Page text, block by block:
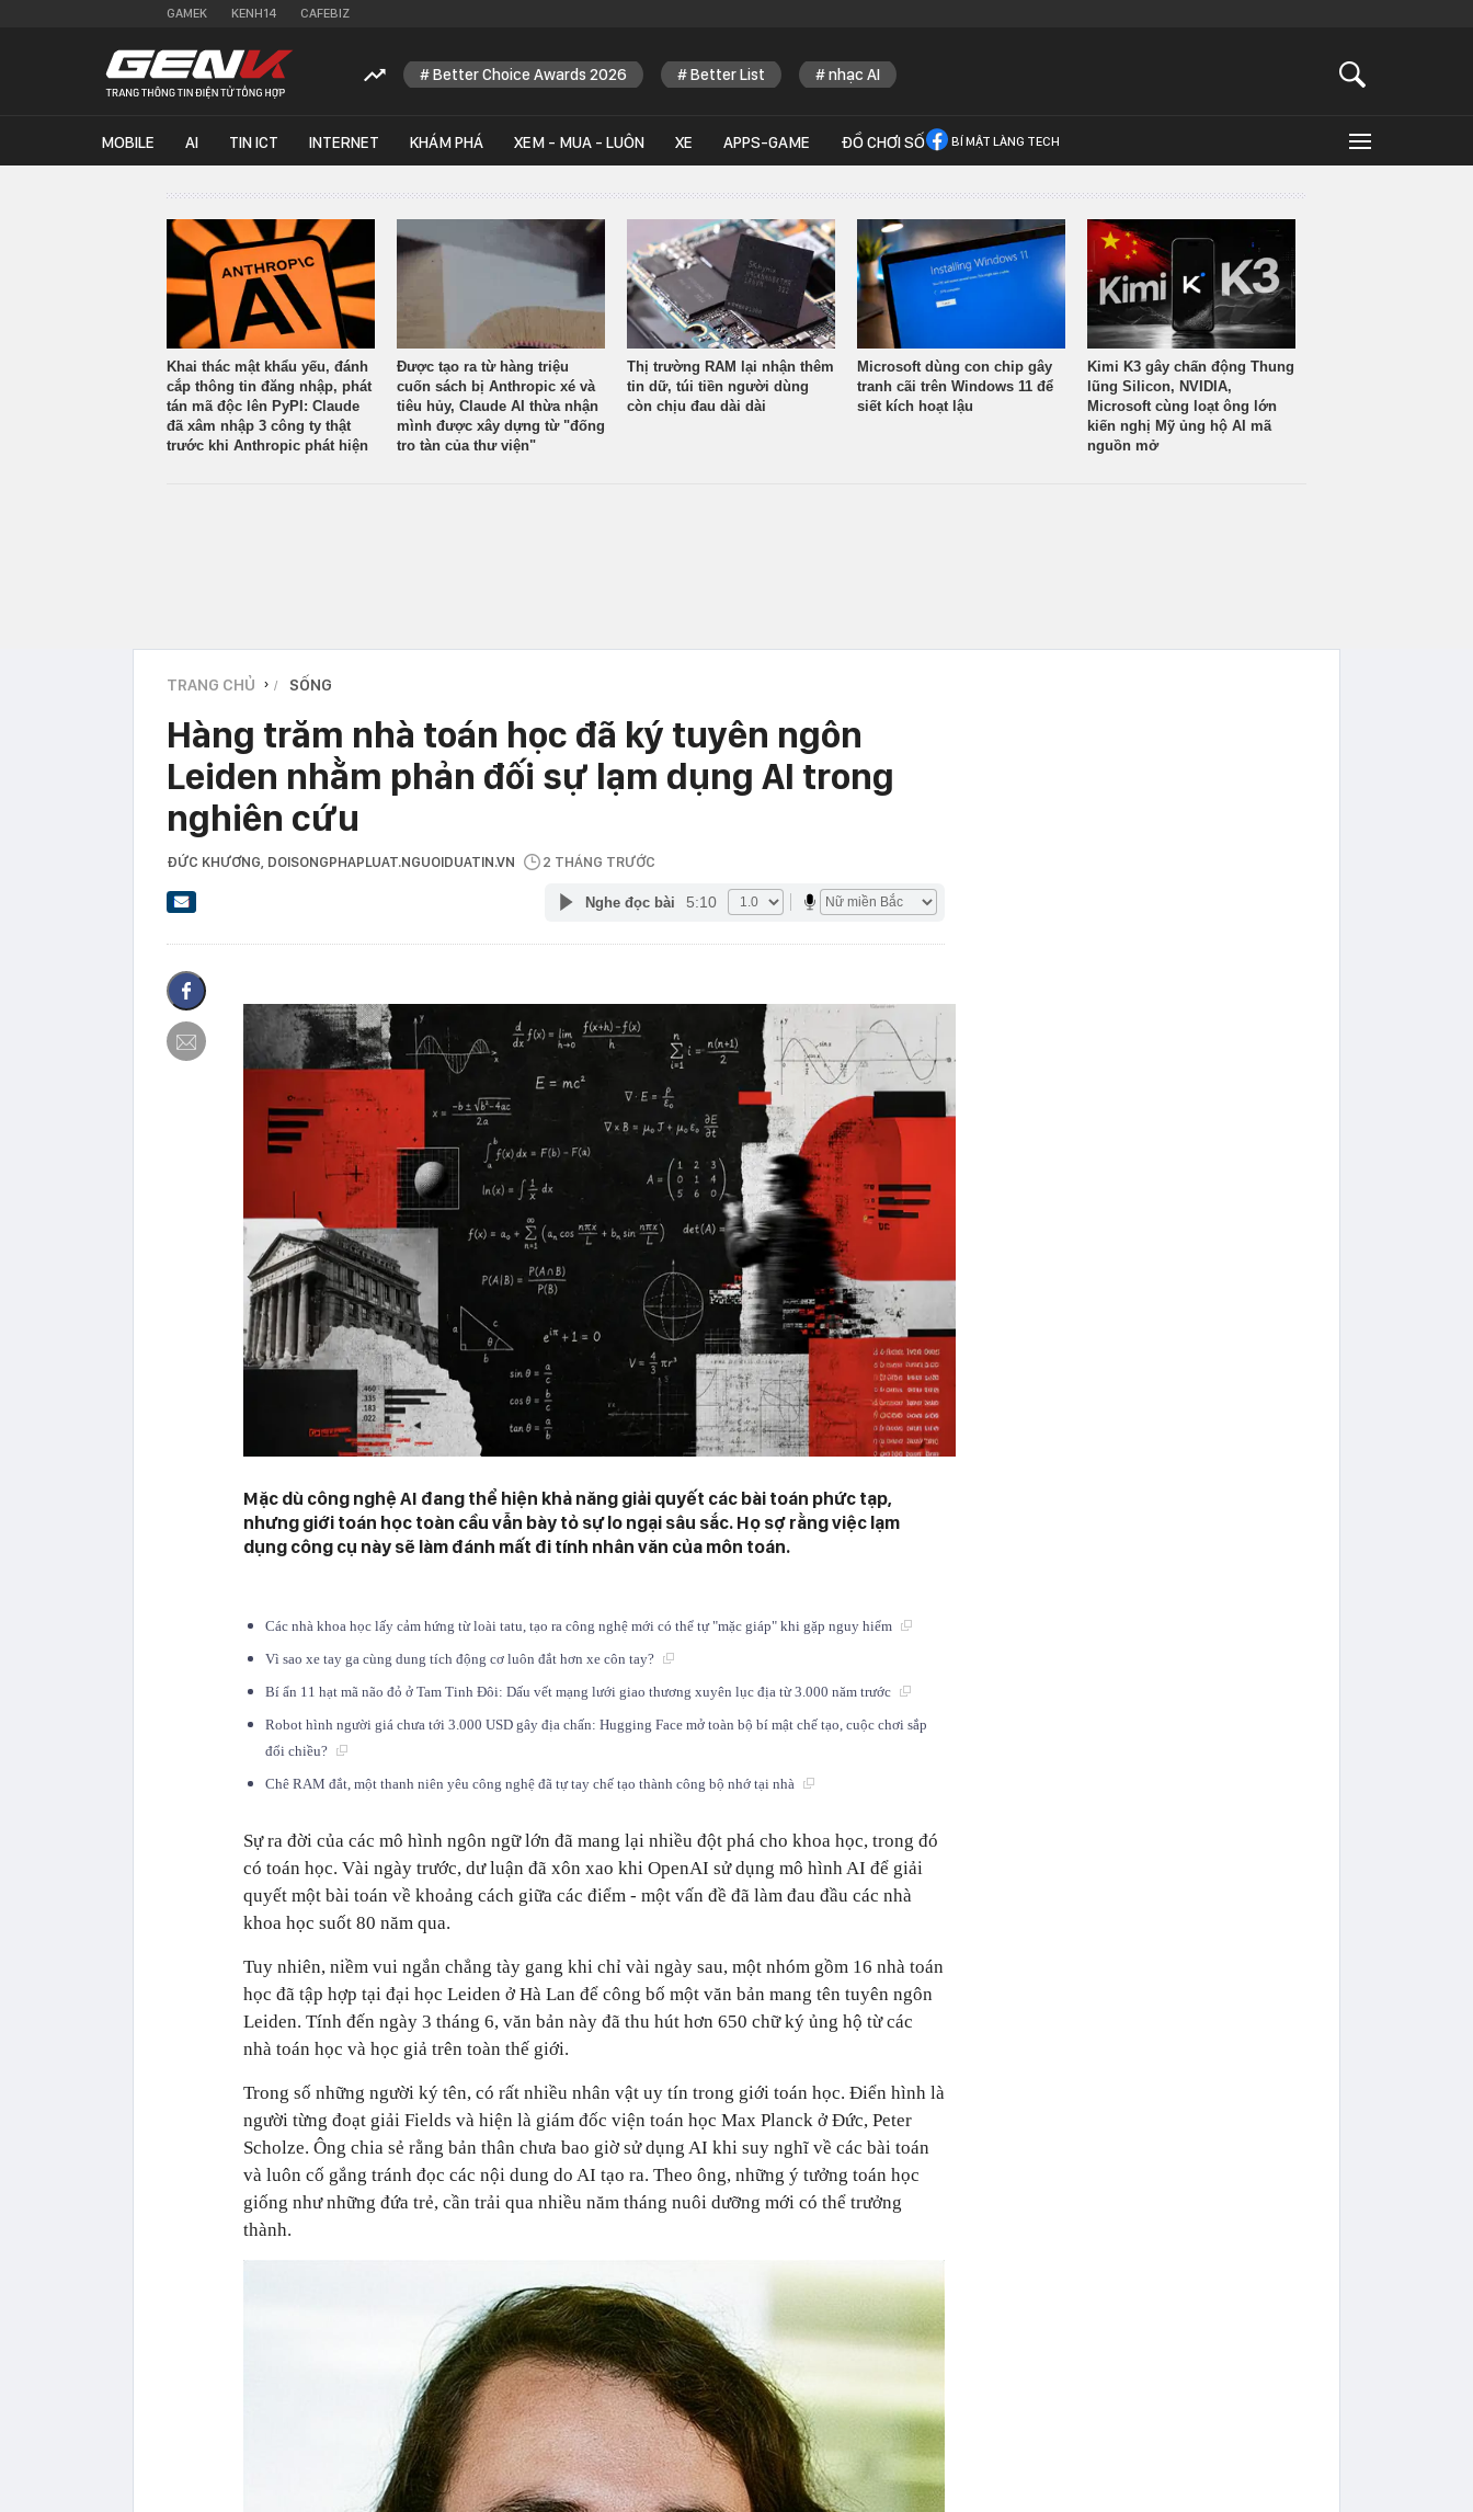
GAMEK KENH14 CAFEBIZ
Better Choice Awards 2026 Better List nhạc AI
MOBILE AI TIN ICT INTERNET KHÁM PHÁ XEM - MUA - LUÔN XE APPS-GAME ĐỒ CHƠI SỐ BÍ MẬT LÀNG TECH
Khai thác mật khẩu yếu, đánh
cắp thông tin đăng nhập, phát
tán mã độc lên PyPI: Claude
đã xâm nhập 3 công ty thật
trước khi Anthropic phát hiện
Được tạo ra từ hàng triệu
cuốn sách bị Anthropic xé và
tiêu hủy, Claude AI thừa nhận
mình được xây dựng từ "đống
tro tàn của thư viện"
Thị trường RAM lại nhận thêm
tin dữ, túi tiền người dùng
còn chịu đau dài dài
Microsoft dùng con chip gây
tranh cãi trên Windows 11 để
siết kích hoạt lậu
Kimi K3 gây chấn động Thung
lũng Silicon, NVIDIA,
Microsoft cùng loạt ông lớn
kiến nghị Mỹ ủng hộ AI mã
nguồn mở
TRANG CHỦ › SỐNG
Hàng trăm nhà toán học đã ký tuyên ngôn
Leiden nhằm phản đối sự lạm dụng AI trong
nghiên cứu
ĐỨC KHƯƠNG , DOISONGPHAPLUAT.NGUOIDUATIN.VN 2 THÁNG TRƯỚC
Nghe đọc bài 5:10
Mặc dù công nghệ AI đang thể hiện khả năng giải quyết các bài toán phức tạp,
nhưng giới toán học toàn cầu vẫn bày tỏ sự lo ngại sâu sắc. Họ sợ rằng việc lạm
dụng công cụ này sẽ làm đánh mất đi tính nhân văn của môn toán.
Các nhà khoa học lấy cảm hứng từ loài tatu, tạo ra công nghệ mới có thể tự "mặc giáp" khi gặp nguy hiểm
Vì sao xe tay ga cùng dung tích động cơ luôn đắt hơn xe côn tay?
Bí ẩn 11 hạt mã não đỏ ở Tam Tinh Đôi: Dấu vết mạng lưới giao thương xuyên lục địa từ 3.000 năm trước
Robot hình người giá chưa tới 3.000 USD gây địa chấn: Hugging Face mở toàn bộ bí mật chế tạo, cuộc chơi sắp
đổi chiều?
Chê RAM đắt, một thanh niên yêu công nghệ đã tự tay chế tạo thành công bộ nhớ tại nhà
Sự ra đời của các mô hình ngôn ngữ lớn đã mang lại nhiều đột phá cho khoa học, trong đó
có toán học. Vài ngày trước, dư luận đã xôn xao khi OpenAI sử dụng mô hình AI để giải
quyết một bài toán về khoảng cách giữa các điểm - một vấn đề đã làm đau đầu các nhà
khoa học suốt 80 năm qua.
Tuy nhiên, niềm vui ngắn chẳng tày gang khi chỉ vài ngày sau, một nhóm gồm 16 nhà toán
học đã tập hợp tại đại học Leiden ở Hà Lan để công bố một văn bản mang tên tuyên ngôn
Leiden. Tính đến ngày 3 tháng 6, văn bản này đã thu hút hơn 650 chữ ký ủng hộ từ các
nhà toán học và học giả trên toàn thế giới.
Trong số những người ký tên, có rất nhiều nhân vật uy tín trong giới toán học. Điển hình là
người từng đoạt giải Fields và hiện là giám đốc viện toán học Max Planck ở Đức, Peter
Scholze. Ông chia sẻ rằng bản thân chưa bao giờ sử dụng AI khi suy nghĩ về các bài toán
và luôn cố gắng tránh đọc các nội dung do AI tạo ra. Theo ông, những ý tưởng toán học
giống như những đứa trẻ, cần trải qua nhiều năm tháng nuôi dưỡng mới có thể trưởng
thành.